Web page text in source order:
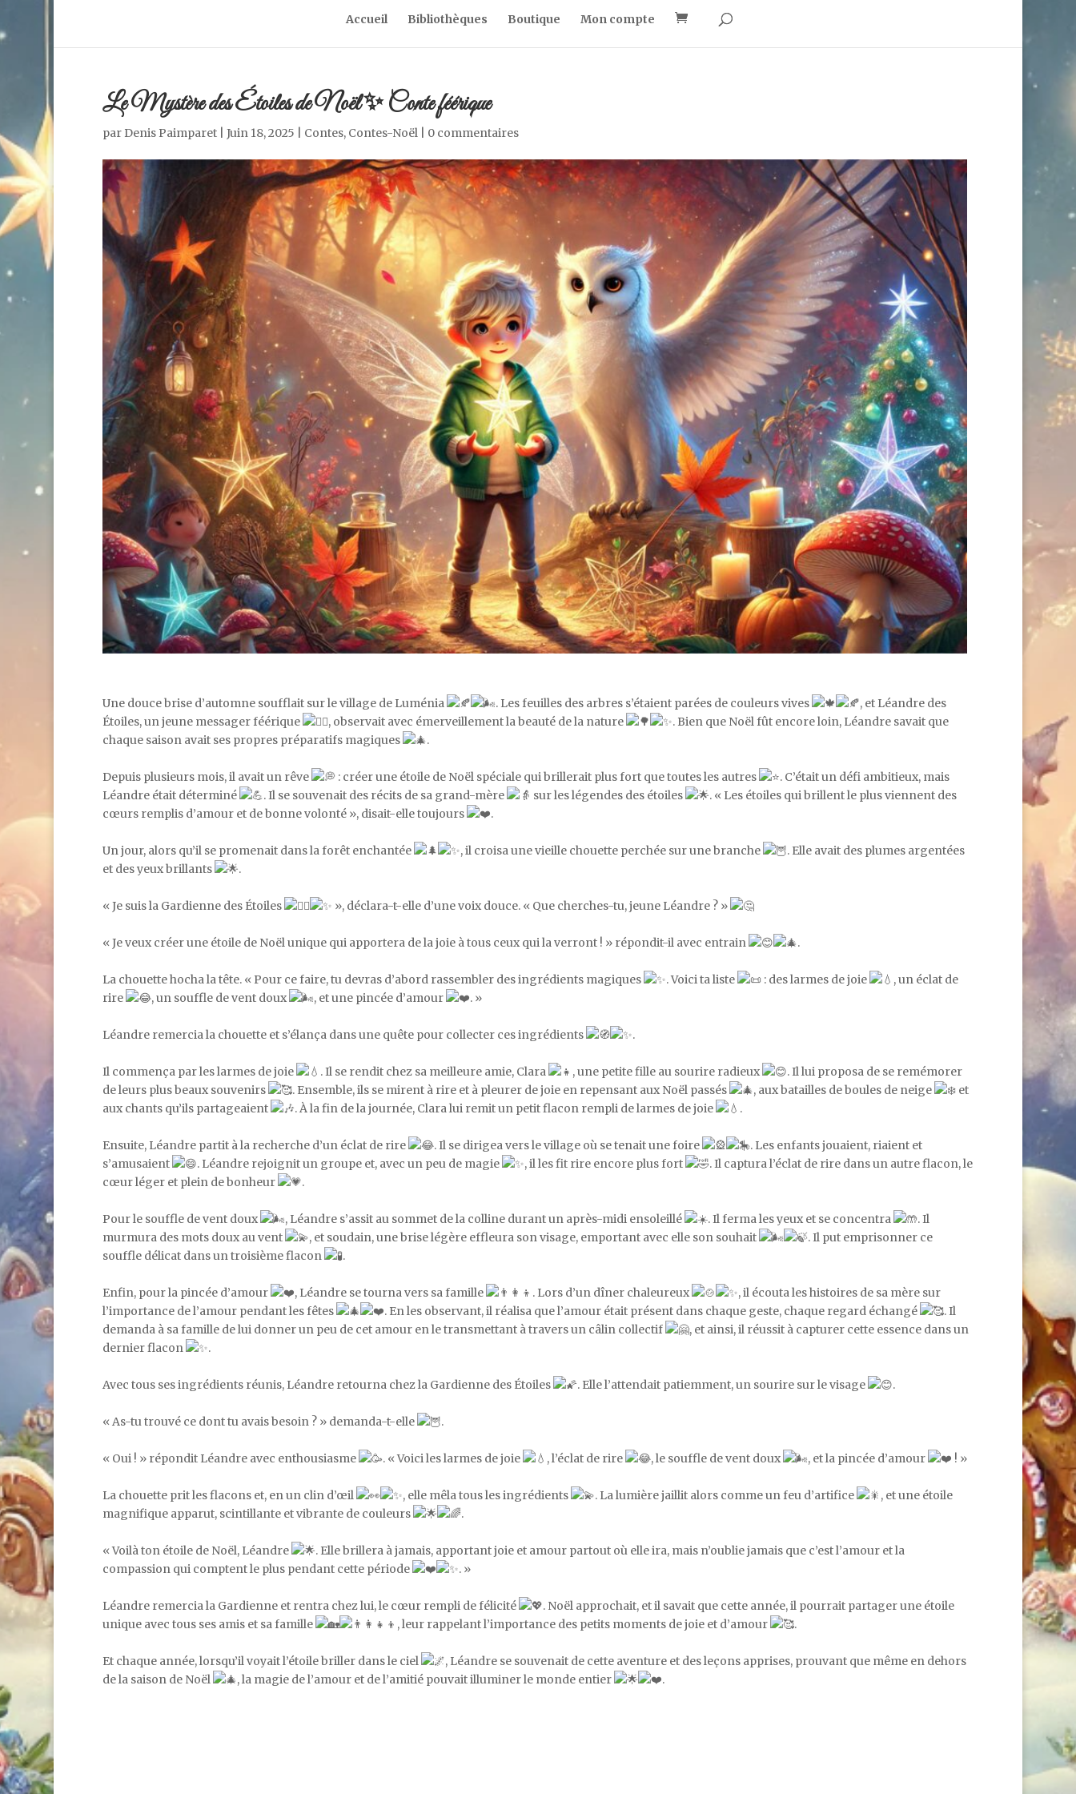
Accueil Bibliothèques Boutique Mon compte
Le Mystère des Étoiles de Noël ✨ Conte féérique
par Denis Paimparet| Juin 18, 2025 Contes, Contes-Noël| 0 commentaires
Une douce brise d’automne soufflait sur le village de Luménia . Les feuilles des arbres s’étaient parées de couleurs vives
, et Léandre des
Étoiles, un jeune messager féérique
, observait avec émerveillement la beauté de la nature
. Bien que Noël fût encore loin, Léandre savait que
chaque saison avait ses propres préparatifs magiques
.
Depuis plusieurs mois, il avait un rêve : créer une étoile de Noël spéciale qui brillerait plus fort que toutes les autres
. C’était un défi ambitieux, mais
Léandre était déterminé
. Il se souvenait des récits de sa grand-mère sur les légendes des étoiles
. « Les étoiles qui brillent le plus viennent des
cœurs remplis d’amour et de bonne volonté », disait-elle toujours
.
Un jour, alors qu’il se promenait dans la forêt enchantée , il croisa une vieille chouette perchée sur une branche
. Elle avait des plumes argentées
et des yeux brillants
.
« Je suis la Gardienne des Étoiles », déclara-t-elle d’une voix douce. « Que cherches-tu, jeune Léandre ? »
« Je veux créer une étoile de Noël unique qui apportera de la joie à tous ceux qui la verront ! » répondit-il avec entrain .
La chouette hocha la tête. « Pour ce faire, tu devras d’abord rassembler des ingrédients magiques . Voici ta liste : des larmes de joie
, un éclat de
rire
, un souffle de vent doux , et une pincée d’amour . »
Léandre remercia la chouette et s’élança dans une quête pour collecter ces ingrédients .
Il commença par les larmes de joie . Il se rendit chez sa meilleure amie, Clara , une petite fille au sourire radieux
. Il lui proposa de se remémorer
de leurs plus beaux souvenirs
. Ensemble, ils se mirent à rire et à pleurer de joie en repensant aux Noël passés , aux batailles de boules de neige
et
aux chants qu’ils partageaient
. À la fin de la journée, Clara lui remit un petit flacon rempli de larmes de joie .
Ensuite, Léandre partit à la recherche d’un éclat de rire . Il se dirigea vers le village où se tenait une foire
. Les enfants jouaient, riaient et
s’amusaient
. Léandre rejoignit un groupe et, avec un peu de magie , il les fit rire encore plus fort
. Il captura l’éclat de rire dans un autre flacon, le
cœur léger et plein de bonheur
.
Pour le souffle de vent doux , Léandre s’assit au sommet de la colline durant un après-midi ensoleillé . Il ferma les yeux et se concentra
. Il
murmura des mots doux au vent
, et soudain, une brise légère effleura son visage, emportant avec elle son souhait
. Il put emprisonner ce
souffle délicat dans un troisième flacon
.
Enfin, pour la pincée d’amour , Léandre se tourna vers sa famille . Lors d’un dîner chaleureux
, il écouta les histoires de sa mère sur
l’importance de l’amour pendant les fêtes
. En les observant, il réalisa que l’amour était présent dans chaque geste, chaque regard échangé
. Il
demanda à sa famille de lui donner un peu de cet amour en le transmettant à travers un câlin collectif
, et ainsi, il réussit à capturer cette essence dans un
dernier flacon
.
Avec tous ses ingrédients réunis, Léandre retourna chez la Gardienne des Étoiles . Elle l’attendait patiemment, un sourire sur le visage .
« As-tu trouvé ce dont tu avais besoin ? » demanda-t-elle .
« Oui ! » répondit Léandre avec enthousiasme . « Voici les larmes de joie , l’éclat de rire , le souffle de vent doux , et la pincée d’amour ! »
La chouette prit les flacons et, en un clin d’œil , elle mêla tous les ingrédients . La lumière jaillit alors comme un feu d’artifice
, et une étoile
magnifique apparut, scintillante et vibrante de couleurs
.
« Voilà ton étoile de Noël, Léandre
. Elle brillera à jamais, apportant joie et amour partout où elle ira, mais n’oublie jamais que c’est l’amour et la
compassion qui comptent le plus pendant cette période
. »
Léandre remercia la Gardienne et rentra chez lui, le cœur rempli de félicité
. Noël approchait, et il savait que cette année, il pourrait partager une étoile
unique avec tous ses amis et sa famille
, leur rappelant l’importance des petits moments de joie et d’amour .
Et chaque année, lorsqu’il voyait l’étoile briller dans le ciel
, Léandre se souvenait de cette aventure et des leçons apprises, prouvant que même en dehors
de la saison de Noël
, la magie de l’amour et de l’amitié pouvait illuminer le monde entier .